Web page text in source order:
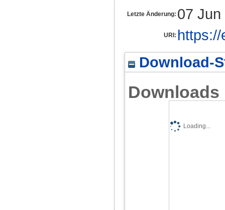
Letzte Änderung: 07
URI:
Download-
Downloads
Loading...